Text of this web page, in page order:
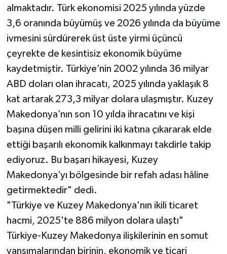
almaktadır. Türk ekonomisi 2025 yılında yüzde
3,6 oranında büyümüş ve 2026 yılında da büyüme
ivmesini sürdürerek üst üste yirmi üçüncü
çeyrekte de kesintisiz ekonomik büyüme
kaydetmiştir. Türkiye’nin 2002 yılında 36 milyar
ABD doları olan ihracatı, 2025 yılında yaklaşık 8
kat artarak 273,3 milyar dolara ulaşmıştır. Kuzey
Makedonya’nın son 10 yılda ihracatını ve kişi
başına düşen milli gelirini iki katına çıkararak elde
ettiği başarılı ekonomik kalkınmayı takdirle takip
ediyoruz. Bu başarı hikayesi, Kuzey
Makedonya’yı bölgesinde bir refah adası hâline
getirmektedir" dedi.
"Türkiye ve Kuzey Makedonya'nın ikili ticaret
hacmi, 2025'te 886 milyon dolara ulaştı"
Türkiye-Kuzey Makedonya ilişkilerinin en somut
yansımalarından birinin, ekonomik ve ticari